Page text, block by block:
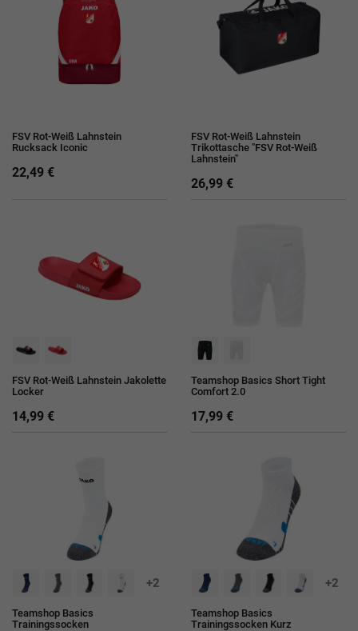
FSV Rot-Weiß Lahnstein
Rucksack Iconic
22,49 €
FSV Rot-Weiß Lahnstein
Trikottasche "FSV Rot-Weiß
Lahnstein"
26,99 €
FSV Rot-Weiß Lahnstein Jakolette
Locker
14,99 €
Teamshop Basics Short Tight
Comfort 2.0
17,99 €
+2
Teamshop Basics
Trainingssocken
+2
Teamshop Basics
Trainingssocken Kurz